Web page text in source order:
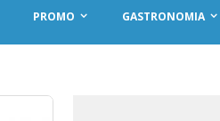
PROMO GASTRONOMIA